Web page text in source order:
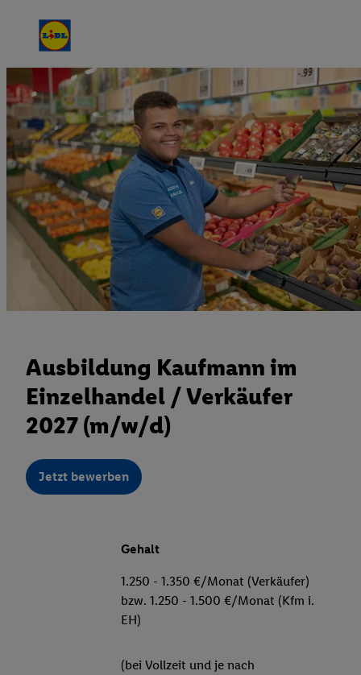
Ausbildung Kaufmann im
Einzelhandel / Verkäufer
2027 (m/w/d)
Jetzt bewerben
Gehalt
1.250 - 1.350 €/Monat (Verkäufer)
bzw. 1.250 - 1.500 €/Monat (Kfm i.
EH)
(bei Vollzeit und je nach